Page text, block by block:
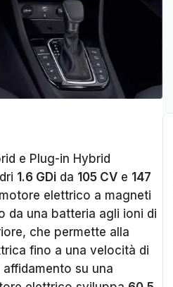
e Plug-in Hybrid
1.6 GDi da 105 CV e 147
elettrico a magneti
da una batteria agli ioni di
che permette alla
fino a una velocità di
su una